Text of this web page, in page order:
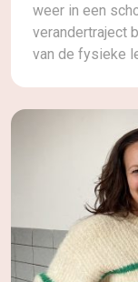
weer in een
verandertraject
van de fysieke
verschillende